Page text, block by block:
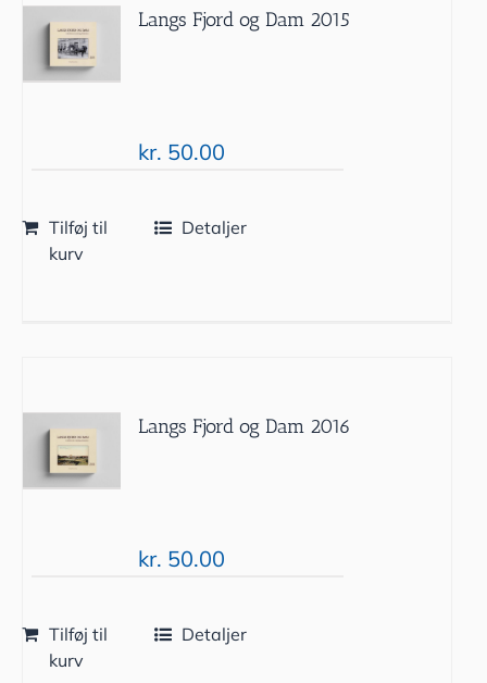
Langs Fjord og Dam 2015
kr. 50.00
Tilføj til
kurv
Detaljer
Langs Fjord og Dam 2016
kr. 50.00
Tilføj til
kurv
Detaljer